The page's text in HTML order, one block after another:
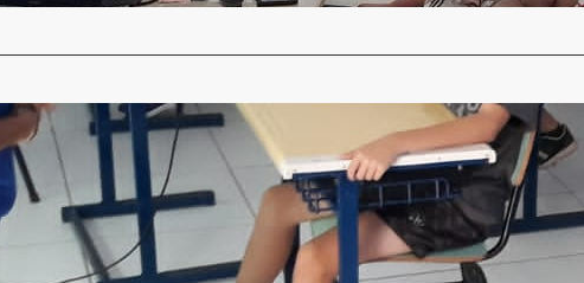
Geral
Importância da reciclagem
Jornal Gazeta Regional 30 de março de 2022
Uma semana dedicada ao meio ambiente. No dia 21 foi comemorado
o Dia Internacional da…